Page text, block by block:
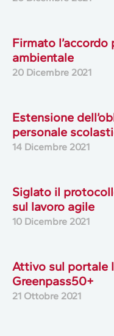
Firmato l’accordo
ambientale
20 Dicembre 2021
Estensione
personale
14 Dicembre 2021
Siglato il
sul lavoro agile
10 Dicembre 2021
Attivo sul portale
Greenpass50+
21 Ottobre 2021